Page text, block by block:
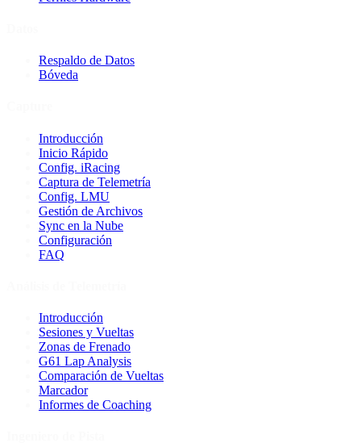
Respaldo de Datos
Bóveda
Introducción
Inicio Rápido
Config. iRacing
Captura de Telemetría
Config. LMU
Gestión de Archivos
Sync en la Nube
Configuración
FAQ
Introducción
Sesiones y Vueltas
Zonas de Frenado
G61 Lap Analysis
Comparación de Vueltas
Marcador
Informes de Coaching